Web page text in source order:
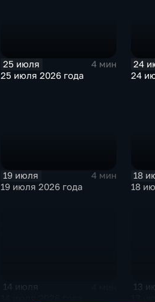
25 июля
4 мин
25 июля 2026 года
24
24
19 июля
4 мин
19 июля 2026 года
18
18
14 июля 13